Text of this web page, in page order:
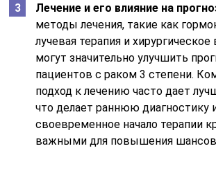
Лечение и его влияние на
методы лечения, такие как
лучевая терапия и
могут значительно улучшить
пациентов с раком 3 степени.
подход к лечению часто дает
что делает раннюю диагностику
своевременное начало терапии
важными для повышения